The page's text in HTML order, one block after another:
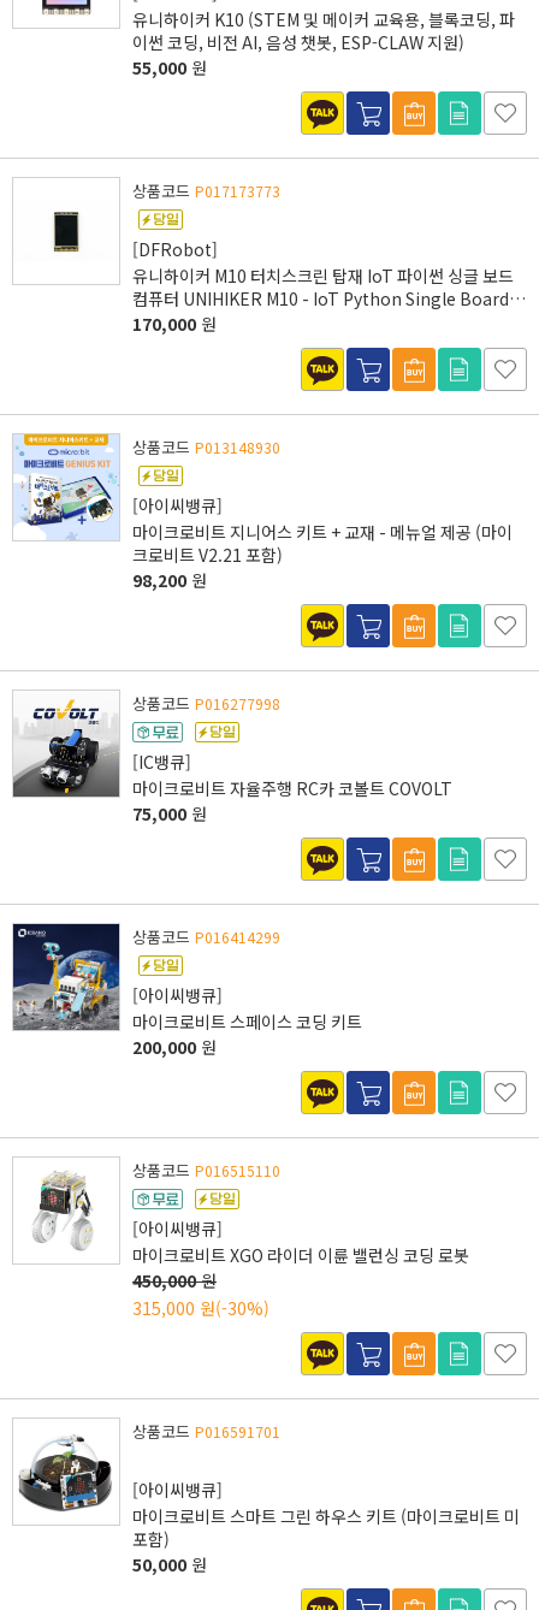
유니하이커 K10 (STEM 및 메이커 교육용, 블록코딩, 파
이썬 코딩, 비전 AI, 음성 챗봇, ESP-CLAW 지원)
55,000 원
상품코드 P017173773
[DFRobot]
유니하이커 M10 터치스크린 탑재 IoT 파이썬 싱글 보드
컴퓨터 UNIHIKER M10 - IoT Python Single Board
Computer with Touchscreen
170,000 원
상품코드 P013148930
[아이씨뱅큐]
마이크로비트 지니어스 키트 + 교재 - 메뉴얼 제공 (마이
크로비트 V2.21 포함)
98,200 원
상품코드 P016277998
[IC뱅큐]
마이크로비트 자율주행 RC카 코볼트 COVOLT
75,000 원
상품코드 P016414299
[아이씨뱅큐]
마이크로비트 스페이스 코딩 키트
200,000 원
상품코드 P016515110
[아이씨뱅큐]
마이크로비트 XGO 라이더 이륜 밸런싱 코딩 로봇
450,000원
315,000 원(-30%)
상품코드 P016591701
[아이씨뱅큐]
마이크로비트 스마트 그린 하우스 키트 (마이크로비트 미
포함)
50,000 원